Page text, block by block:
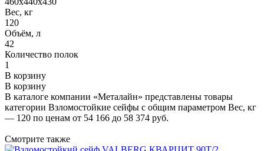
Вес, кг
120
Объём, л
42
Количество полок
1
В корзину
В корзину
В каталоге компании «Металайн» представлены товары
категории Взломостойкие сейфы с общим параметром Вес, кг
— 120 по ценам от 54 166 до 58 374 руб.
Смотрите также